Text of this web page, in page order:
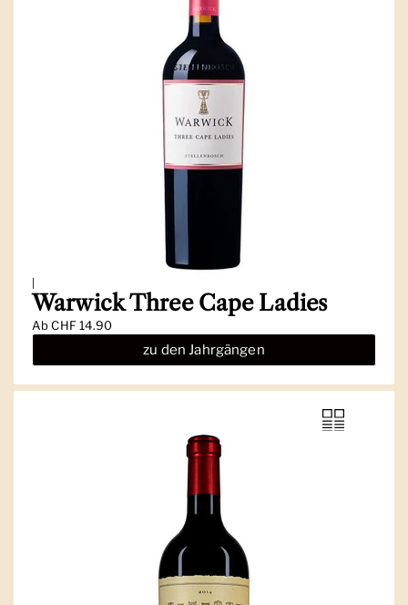
|
Warwick Three Cape Ladies
AbCHF 14.90
zu den Jahrgängen